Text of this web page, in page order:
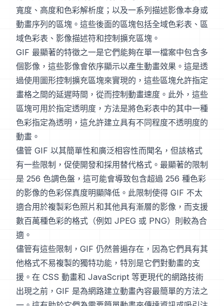
寬度、高度和色彩解析度；以及一系列描述影像本身或
動畫序列的區塊。這些後面的區塊包括全域色彩表、區
域色彩表、影像描述符和控制擴充區塊。
GIF 最顯著的特徵之一是它們能夠在單一檔案中包含多
個影像，這些影像會依序顯示以產生動畫效果。這是透
過使用圖形控制擴充區塊來實現的，這些區塊允許指定
畫格之間的延遲時間，從而控制動畫速度。此外，這些
區塊可用於指定透明度，方法是將色彩表中的其中一種
色彩指定為透明，這允許建立具有不同程度不透明度的
動畫。
儘管 GIF 以其簡單性和廣泛相容性而聞名，但該格式
有一些限制，促使開發和採用替代格式。最顯著的限制
是 256 色調色盤，這可能會導致包含超過 256 種色彩
的影像的色彩保真度明顯降低。此限制使得 GIF 不太
適合用於複製彩色照片和其他具有漸層的影像，而支援
數百萬種色彩的格式（例如 JPEG 或 PNG）則較為合
適。
儘管有這些限制，GIF 仍然普遍存在，因為它們具有其
他格式不易複製的獨特功能，特別是它們對動畫的支
援。在 CSS 動畫和 JavaScript 等更現代的網路技術
出現之前，GIF 是為網路建立動畫內容最簡單的方法之